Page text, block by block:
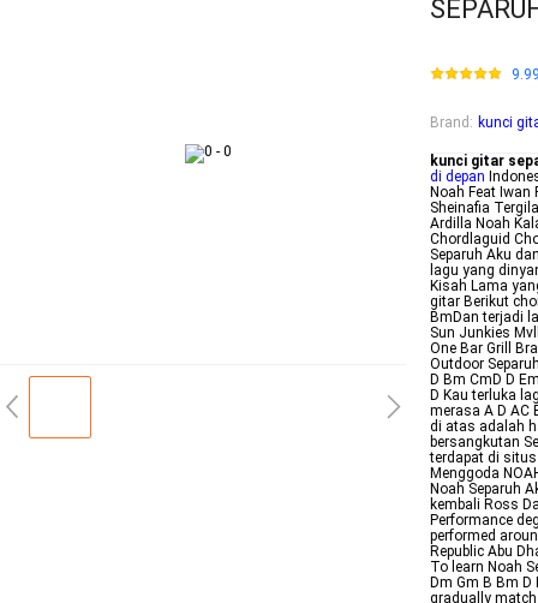
Brand : kunci
kunci gitar
di depan
Noah Feat Iwan
Sheinafia
Ardilla Noah
Chordlaguid
Separuh Aku
lagu yang
Kisah Lama
gitar Berikut
BmDan terjadi
Sun Junkies
One Bar Grill
Outdoor
D Bm CmD D
D Kau terluka
merasa A D AC
di atas adalah
bersangkutan
terdapat di
Menggoda
Noah Separuh
kembali Ross
Performance
performed
Republic Abu
To learn Noah
Dm Gm B Bm
gradually